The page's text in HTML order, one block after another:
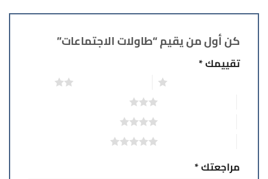
كن أول من يقيم “طاولات الاجتماعات”
تقييمك*
مراجعتك*